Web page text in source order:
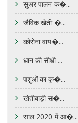
सुअर पालन क�...
जैविक खेती �...
कोरोना वाय�...
धान की सीधी ...
पशुओं का कृ�...
खेतीबाड़ी स�...
साल 2020 में आ�...